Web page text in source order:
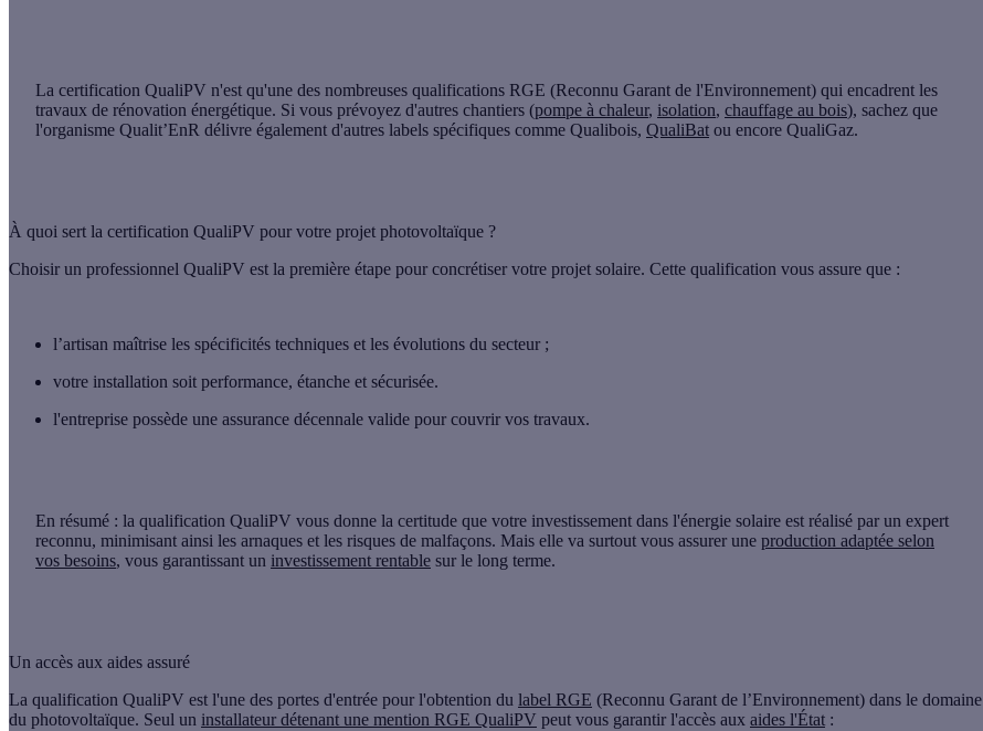
La certification QualiPV n'est qu'une des nombreuses qualifications RGE (Reconnu Garant de l'Environnement) qui encadrent les
travaux de rénovation énergétique. Si vous prévoyez d'autres chantiers (pompe à chaleur, isolation, chauffage au bois), sachez que
l'organisme Qualit’EnR délivre également d'autres labels spécifiques comme Qualibois, QualiBat ou encore QualiGaz.
À quoi sert la certification QualiPV pour votre projet photovoltaïque ?
Choisir un professionnel QualiPV est la première étape pour concrétiser votre projet solaire. Cette qualification vous assure que :
l’artisan maîtrise les spécificités techniques et les évolutions du secteur ;
votre installation soit performance, étanche et sécurisée.
l'entreprise possède une assurance décennale valide pour couvrir vos travaux.
En résumé : la qualification QualiPV vous donne la certitude que votre investissement dans l'énergie solaire est réalisé par un expert
reconnu, minimisant ainsi les arnaques et les risques de malfaçons. Mais elle va surtout vous assurer une production adaptée selon
vos besoins, vous garantissant un investissement rentable sur le long terme.
Un accès aux aides assuré
La qualification QualiPV est l'une des portes d'entrée pour l'obtention du label RGE (Reconnu Garant de l’Environnement) dans le domaine
du photovoltaïque. Seul un installateur détenant une mention RGE QualiPV peut vous garantir l'accès aux aides l'État :